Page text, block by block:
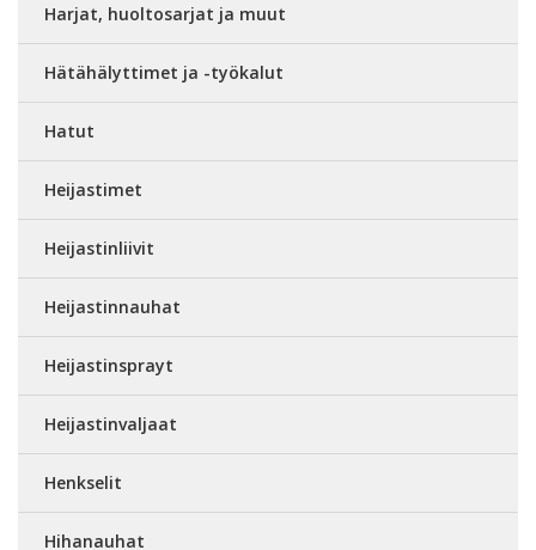
Harjat, huoltosarjat ja muut
Hätähälyttimet ja -työkalut
Hatut
Heijastimet
Heijastinliivit
Heijastinnauhat
Heijastinsprayt
Heijastinvaljaat
Henkselit
Hihanauhat